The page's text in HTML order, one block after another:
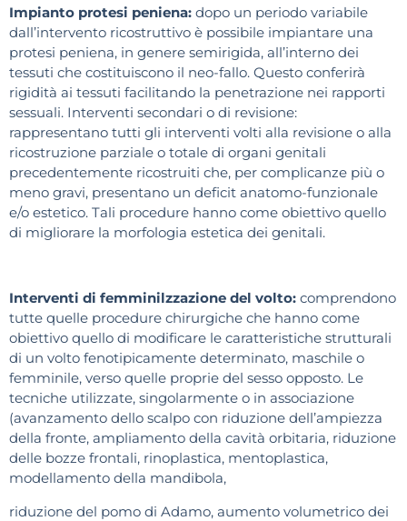
Impianto protesi peniena: dopo un periodo variabile
dall’intervento ricostruttivo è possibile impiantare una
protesi peniena, in genere semirigida, all’interno dei
tessuti che costituiscono il neo-fallo. Questo conferirà
rigidità ai tessuti facilitando la penetrazione nei rapporti
sessuali. Interventi secondari o di revisione:
rappresentano tutti gli interventi volti alla revisione o alla
ricostruzione parziale o totale di organi genitali
precedentemente ricostruiti che, per complicanze più o
meno gravi, presentano un deficit anatomo-funzionale
e/o estetico. Tali procedure hanno come obiettivo quello
di migliorare la morfologia estetica dei genitali.
Interventi di femminilzzazione del volto: comprendono
tutte quelle procedure chirurgiche che hanno come
obiettivo quello di modificare le caratteristiche strutturali
di un volto fenotipicamente determinato, maschile o
femminile, verso quelle proprie del sesso opposto. Le
tecniche utilizzate, singolarmente o in associazione
(avanzamento dello scalpo con riduzione dell’ampiezza
della fronte, ampliamento della cavità orbitaria, riduzione
delle bozze frontali, rinoplastica, mentoplastica,
modellamento della mandibola,
riduzione del pomo di Adamo, aumento volumetrico dei